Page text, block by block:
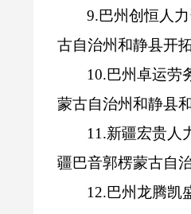
9.巴州创恒人
古自治州和静县开
10.巴州卓运劳
蒙古自治州和静县
11.新疆宏贵人
疆巴音郭楞蒙古自
12.巴州龙腾凯